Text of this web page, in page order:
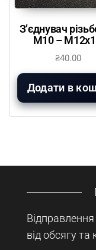
З’єднувач
М10 –
₴40.00
Додати в
від обсягу та